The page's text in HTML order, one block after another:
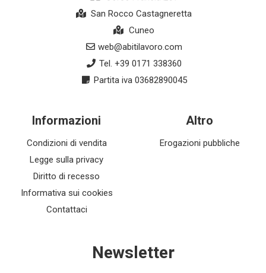
San Rocco Castagneretta
Cuneo
web@abitilavoro.com
Tel. +39 0171 338360
Partita iva 03682890045
Informazioni
Condizioni di vendita
Legge sulla privacy
Diritto di recesso
Informativa sui cookies
Contattaci
Altro
Erogazioni pubbliche
Newsletter